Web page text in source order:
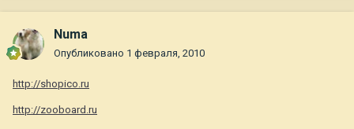
Numa
Опубликовано 1 февраля, 2010
http://shopico.ru
http://zooboard.ru